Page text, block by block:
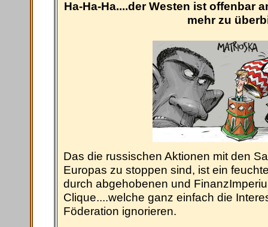
Ha-Ha-Ha....der Westen ist offenbar
mehr zu
Das die russischen Aktionen mit den
Europas zu stoppen sind, ist ein
durch abgehobenen und
Clique....welche ganz einfach die
Föderation ignorieren.